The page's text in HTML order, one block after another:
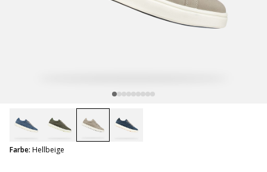
Farbe: Hellbeige